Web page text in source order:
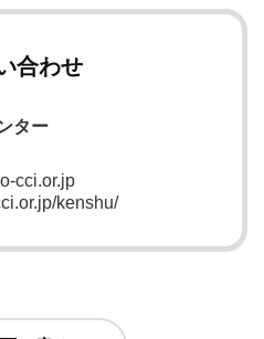
合わせ
ター
cci.or.jp
kenshu/